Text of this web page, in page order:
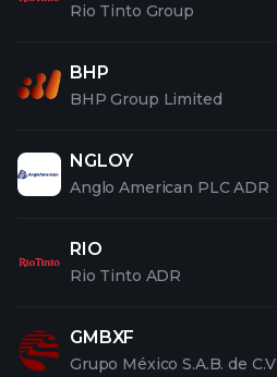
Rio Tinto Group
BHP
BHP Group Limited
NGLOY
Anglo American PLC ADR
RIO
Rio Tinto ADR
GMBXF
Grupo México S.A.B. de C.V